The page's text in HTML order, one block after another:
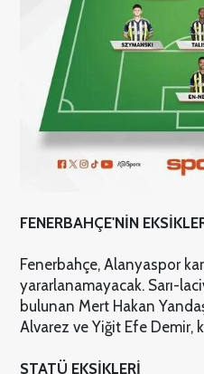
FENERBAHÇE'NİN
Fenerbahçe, Alanyaspor
yararlanamayacak. Sarı-
bulunan Mert Hakan
Alvarez ve Yiğit Efe Demir,
STATÜ EKSİKLERİ